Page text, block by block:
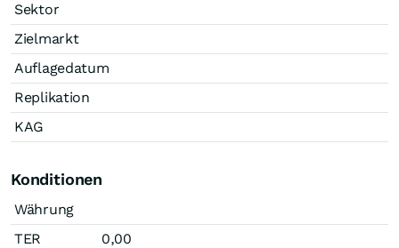
Sektor
Zielmarkt
Auflagedatum
Replikation
KAG
Konditionen
Währung
TER
0,00